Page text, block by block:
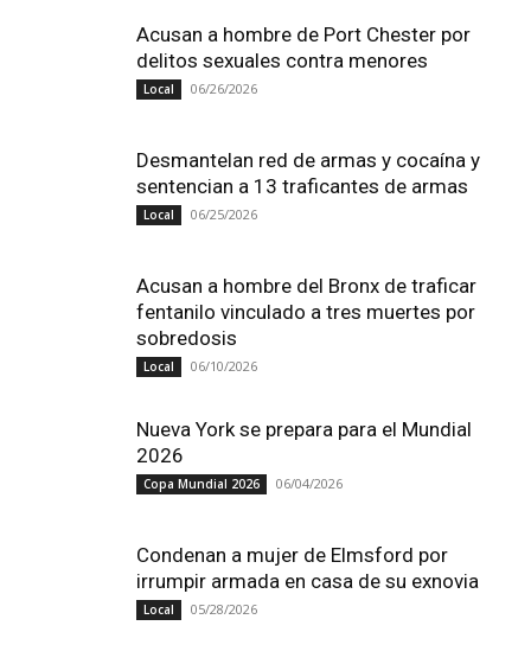
Acusan a hombre de Port Chester por
delitos sexuales contra menores
Local 06/26/2026
Desmantelan red de armas y cocaína y
sentencian a 13 traficantes de armas
Local 06/25/2026
Acusan a hombre del Bronx de traficar
fentanilo vinculado a tres muertes por
sobredosis
Local 06/10/2026
Nueva York se prepara para el Mundial
2026
Copa Mundial 2026 06/04/2026
Condenan a mujer de Elmsford por
irrumpir armada en casa de su exnovia
Local 05/28/2026